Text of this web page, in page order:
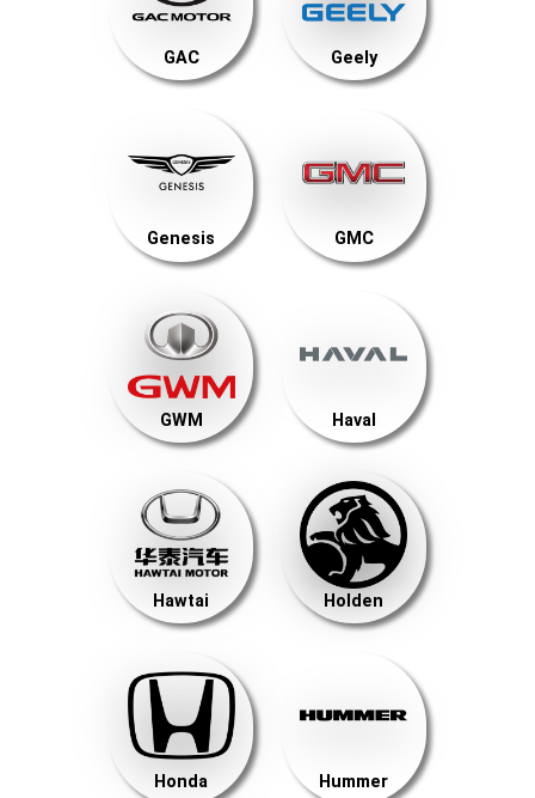
GAC Geely
Genesis GMC
GWM Haval
Hawtai Holden
Honda Hummer